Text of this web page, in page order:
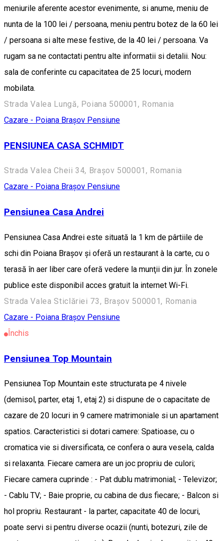
meniurile aferente acestor evenimente, si anume, meniu de
nunta de la 100 lei / persoana, meniu pentru botez de la 60 lei
/ persoana si alte mese festive, de la 40 lei / persoana. Va
rugam sa ne contactati pentru alte informatii si detalii. Nou:
sala de conferinte cu capacitatea de 25 locuri, modern
mobilata.
Strada Valea Lungă, Poiana 500001, Romania
Cazare - Poiana Brașov Pensiune
PENSIUNEA CASA SCHMIDT
Strada Valea Cheii 34, Brașov 500001, Romania
Cazare - Poiana Brașov Pensiune
Pensiunea Casa Andrei
Pensiunea Casa Andrei este situată la 1 km de pârtiile de
schi din Poiana Braşov şi oferă un restaurant à la carte, cu o
terasă în aer liber care oferă vedere la munţii din jur. În zonele
publice este disponibil acces gratuit la internet Wi-Fi.
Strada Valea Sticlăriei 73, Brașov 500001, Romania
Cazare - Poiana Brașov Pensiune
Închis
Pensiunea Top Mountain
Pensiunea Top Mountain este structurata pe 4 nivele
(demisol, parter, etaj 1, etaj 2) si dispune de o capacitate de
cazare de 20 locuri in 9 camere matrimoniale si un apartament
spatios. Caracteristici si dotari camere: Spatioase, cu o
cromatica vie si diversificata, ce confera o aura vesela, calda
si relaxanta. Fiecare camera are un joc propriu de culori;
Fiecare camera cuprinde : - Pat dublu matrimonial; - Televizor;
- Cablu TV; - Baie proprie, cu cabina de dus fiecare; - Balcon si
hol propriu. Restaurant - la parter, capacitate 40 de locuri,
poate servi si pentru diverse ocazii (nunti, botezuri, zile de